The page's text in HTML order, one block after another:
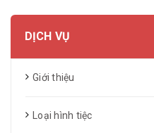
DỊCH VỤ
Giới thiệu
Loại hình tiệc